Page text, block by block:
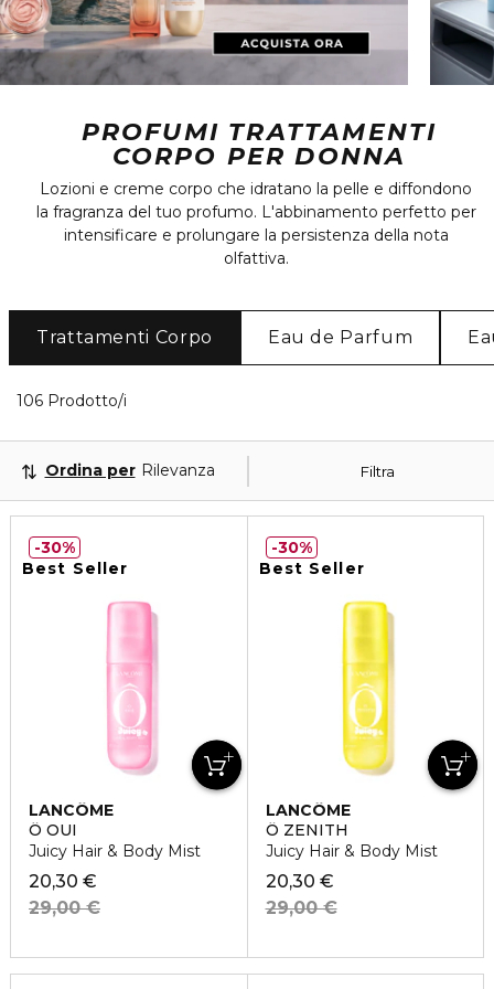
PROFUMI TRATTAMENTI
CORPO PER DONNA
Lozioni e creme corpo che idratano la pelle e diffondono
la fragranza del tuo profumo. L'abbinamento perfetto per
intensificare e prolungare la persistenza della nota
olfattiva.
Trattamenti Corpo Eau de Parfum
106 Prodotto/i
Filtra
Ordina per Rilevanza
Best Seller
LANCÔME
Ô OUI
Juicy Hair & Body Mist
20,30 €
29,00 €
30%
Best Seller
LANCÔME
Ô ZENITH
Juicy Hair & Body Mist
20,30 €
29,00 €
30%